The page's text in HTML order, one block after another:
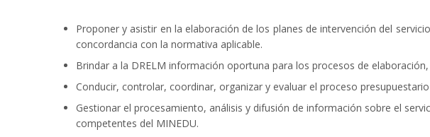
Proponer y asistir en la elaboración de los planes de intervención del
concordancia con la normativa aplicable.
Brindar a la DRELM información oportuna para los procesos de
Conducir, controlar, coordinar, organizar y evaluar el proceso
Gestionar el procesamiento, análisis y difusión de información sobre el
competentes del MINEDU.